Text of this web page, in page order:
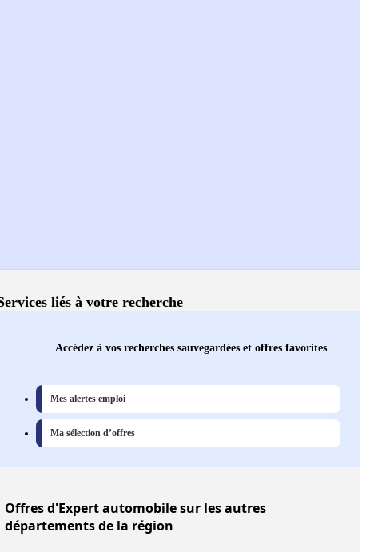
liés à votre recherche
Accédez à vos recherches sauvegardées et offres favorites
Mes alertes emploi
Ma sélection d’offres
Offresd'Expert automobile sur les autres
départements de la région